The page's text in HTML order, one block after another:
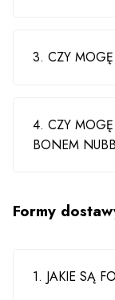
3. CZY
4. CZY
BONEM
Formy
1. JAKIE SĄ